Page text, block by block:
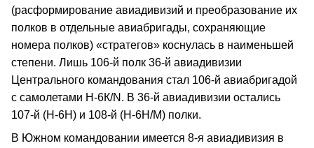
(расформирование авиадивизий и преобразование их
полков в отдельные авиабригады, сохраняющие
номера полков) «стратегов» коснулась в наименьшей
степени. Лишь 106-й полк 36-й авиадивизии
Центрального командования стал 106-й авиабригадой
с самолетами Н-6К/N. В 36-й авиадивизии остались
107-й (Н-6Н) и 108-й (Н-6Н/М) полки.
В Южном командовании имеется 8-я авиадивизия в